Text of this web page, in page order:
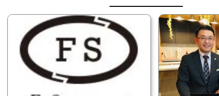
民営斎場は、民間企業が運営する斎場が該当します。
「株式会社公益社」は、1932年の創業以来90年以上
にわたって葬儀のサポートをしている実績豊富な会社
です。
年間施行件数は、1万件以上となります。
「トータルサポート」「葬祭ディレクター多数在籍」